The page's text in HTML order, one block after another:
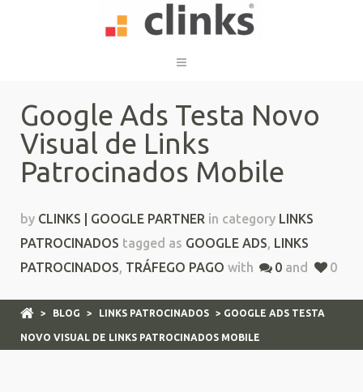
Google Ads Testa Novo
Visual de Links
Patrocinados Mobile
by CLINKS | GOOGLE PARTNER in category LINKS
PATROCINADOS tagged as GOOGLE ADS, LINKS
PATROCINADOS, TRÁFEGO PAGO with 0 and 0
> BLOG > LINKS PATROCINADOS > GOOGLE ADS TESTA
NOVO VISUAL DE LINKS PATROCINADOS MOBILE